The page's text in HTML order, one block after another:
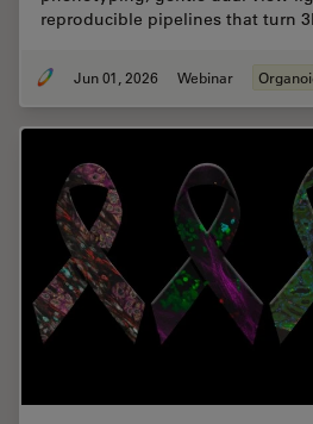
reproducible pipelines that turn
Jun 01, 2026 Webinar